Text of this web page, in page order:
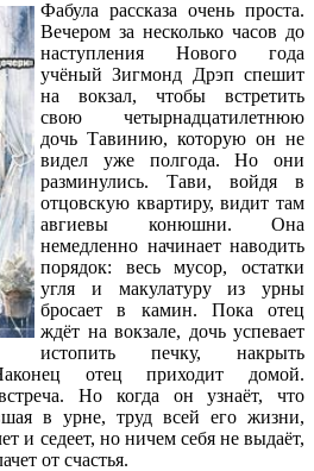
Фабула рассказа очень проста.
Вечером за несколько часов до
наступления Нового года
учёный Зигмонд Дрэп спешит
на вокзал, чтобы встретить
свою четырнадцатилетнюю
дочь Тавинию, которую он не
видел уже полгода. Но они
разминулись. Тави, войдя в
отцовскую квартиру, видит там
авгиевы конюшни. Она
немедленно начинает наводить
порядок: весь мусор, остатки
угля и макулатуру из урны
бросает в камин. Пока отец
ждёт на вокзале, дочь успевает
истопить печку, накрыть
отец приходит домой.
Но когда он узнаёт, что
в урне, труд всей его жизни,
и седеет, но ничем себя не выдаёт,
от счастья.